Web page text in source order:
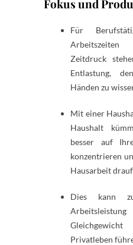
Fokus und
Für
Zeitdruck
Entlastung,
Händen zu
Mit einer
Haushalt
besser auf
konzentrieren
Hausarbeit
Dies kann
Privatleben